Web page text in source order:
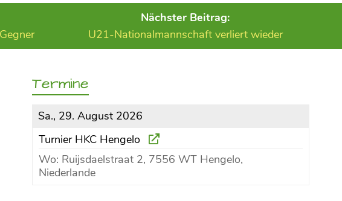
Nächster Beitrag:
U21-Nationalmannschaft verliert wieder
Termine
Sa., 29. August 2026
Turnier HKC Hengelo
Wo: Ruijsdaelstraat 2, 7556 WT Hengelo,
Niederlande